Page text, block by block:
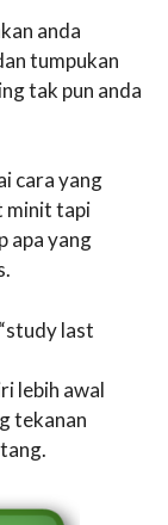
anda
tumpukan
tak pun anda
cara yang
minit tapi
apa yang
last
lebih awal
tekanan